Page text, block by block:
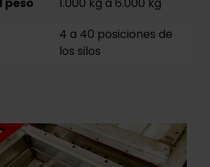
4 a 40 posiciones de
los silos